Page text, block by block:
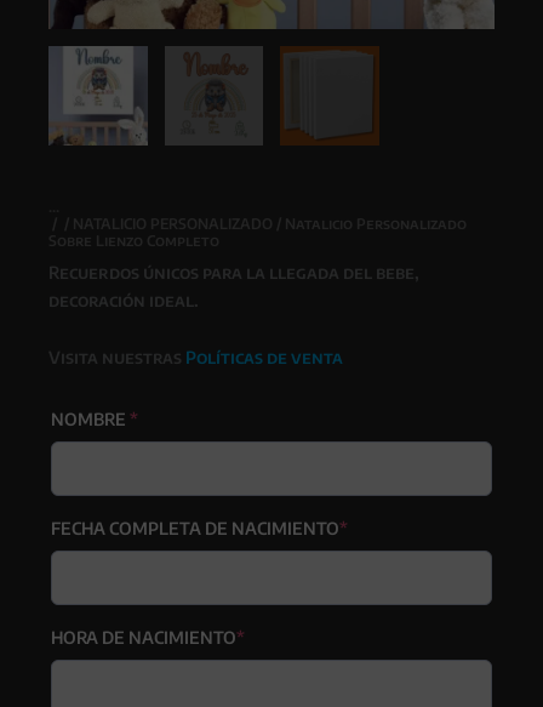
/ Natalicio Personalizado
Sobre Lienzo Completo
Recuerdos únicos para la llegada del bebe,
decoración ideal.
Visita nuestras Políticas de venta
NOMBRE *
FECHA COMPLETA DE NACIMIENTO*
HORA DE NACIMIENTO*